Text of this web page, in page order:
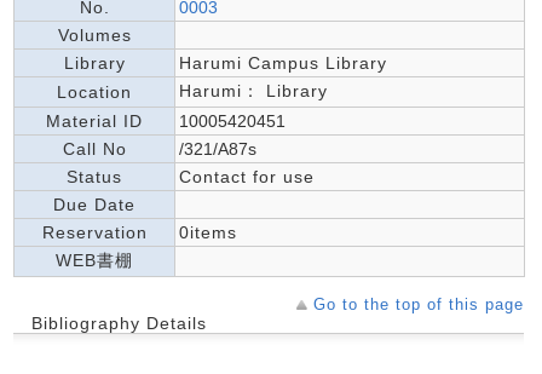
No.
0003
Volumes
Library
Harumi Campus Library
Location
Harumi： Library
Material ID
10005420451
Call No
/321/A87s
Status
Contact for use
Due Date
Reservation
0items
WEB書棚
Go to the top of this page
Bibliography Details